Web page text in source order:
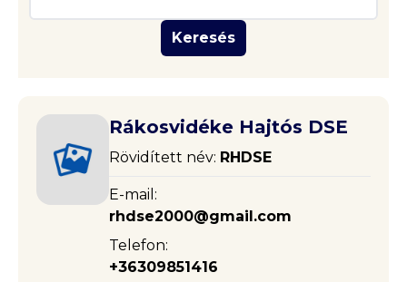
Keresés
Rákosvidéke Hajtós DSE
Rövidített név: RHDSE
E-mail:
rhdse2000@gmail.com
Telefon:
+36309851416